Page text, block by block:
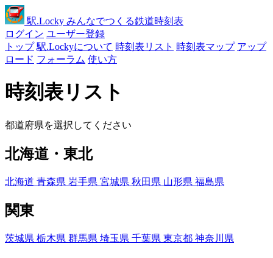
駅.Locky みんなでつくる鉄道時刻表
ログイン ユーザー登録
トップ 駅.Lockyについて 時刻表リスト 時刻表マップ アップ
ロード フォーラム 使い方
時刻表リスト
都道府県を選択してください
北海道・東北
北海道 青森県 岩手県 宮城県 秋田県 山形県 福島県
関東
茨城県 栃木県 群馬県 埼玉県 千葉県 東京都 神奈川県